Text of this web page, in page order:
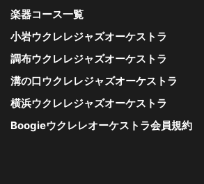
楽器コース一覧
小岩ウクレレジャズオーケストラ
調布ウクレレジャズオーケストラ
溝の口ウクレレジャズオーケストラ
横浜ウクレレジャズオーケストラ
Boogieウクレレオーケストラ会員規約